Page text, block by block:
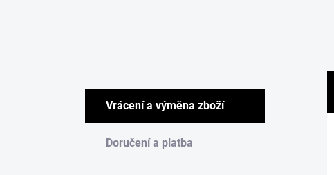
Vrácení a výměna zboží
Doručení a platba